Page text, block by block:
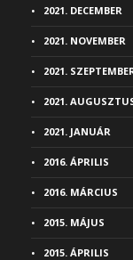
2021. DECEMBER
2021. NOVEMBER
2021.
2021.
2021. JANUÁR
2016. ÁPRILIS
2016. MÁRCIUS
2015. MÁJUS
2015. ÁPRILIS